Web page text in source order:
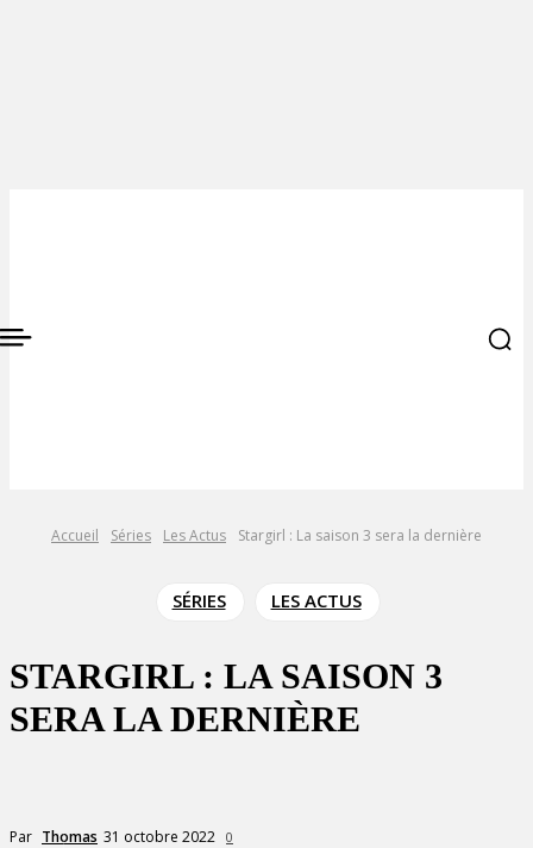
Accueil Séries Les Actus Stargirl : La saison 3 sera la dernière
SÉRIES LES ACTUS
STARGIRL : LA SAISON 3
SERA LA DERNIÈRE
Par Thomas 31 octobre 2022 0